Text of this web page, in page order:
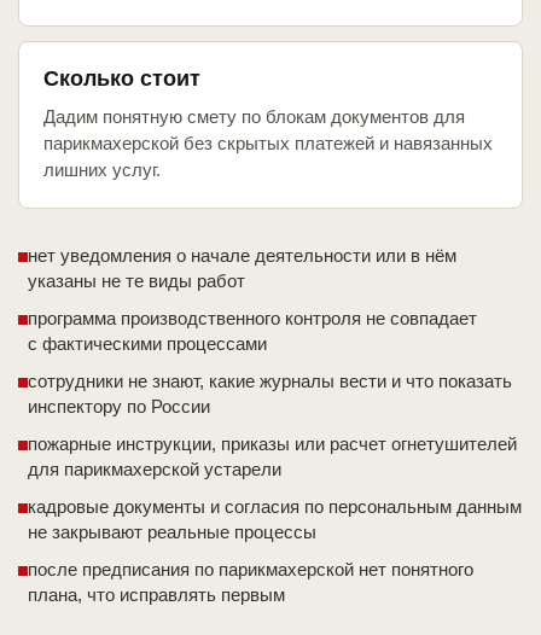
Сколько стоит
Дадим понятную смету по блокам документов для
парикмахерской без скрытых платежей и навязанных
лишних услуг.
нет уведомления о начале деятельности или в нём
указаны не те виды работ
программа производственного контроля не совпадает
с фактическими процессами
сотрудники не знают, какие журналы вести и что показать
инспектору по России
пожарные инструкции, приказы или расчет огнетушителей
для парикмахерской устарели
кадровые документы и согласия по персональным данным
не закрывают реальные процессы
после предписания по парикмахерской нет понятного
плана, что исправлять первым